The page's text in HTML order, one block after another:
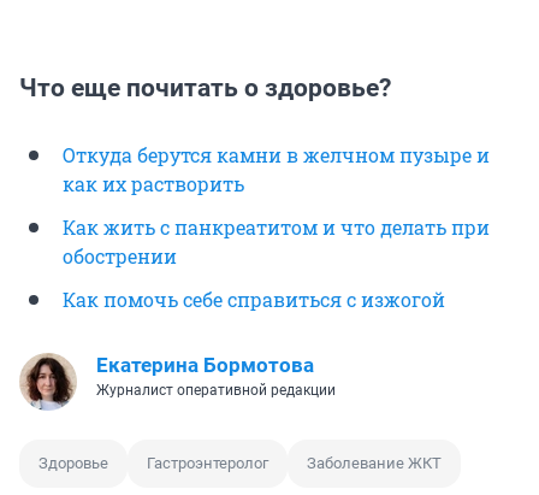
Что еще почитать о здоровье?
Откуда берутся камни в желчном пузыре и
как их растворить
Как жить с панкреатитом и что делать при
обострении
Как помочь себе справиться с изжогой
Екатерина Бормотова
Журналист оперативной редакции
Здоровье Гастроэнтеролог Заболевание ЖКТ